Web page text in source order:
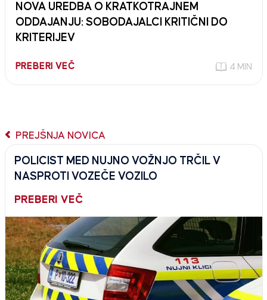
NOVA UREDBA O KRATKOTRAJNEM
ODDAJANJU: SOBODAJALCI KRITIČNI DO
KRITERIJEV
PREBERI VEČ 4 MIN
PREJŠNJA NOVICA
POLICIST MED NUJNO VOŽNJO TRČIL V
NASPROTI VOZEČE VOZILO
PREBERI VEČ